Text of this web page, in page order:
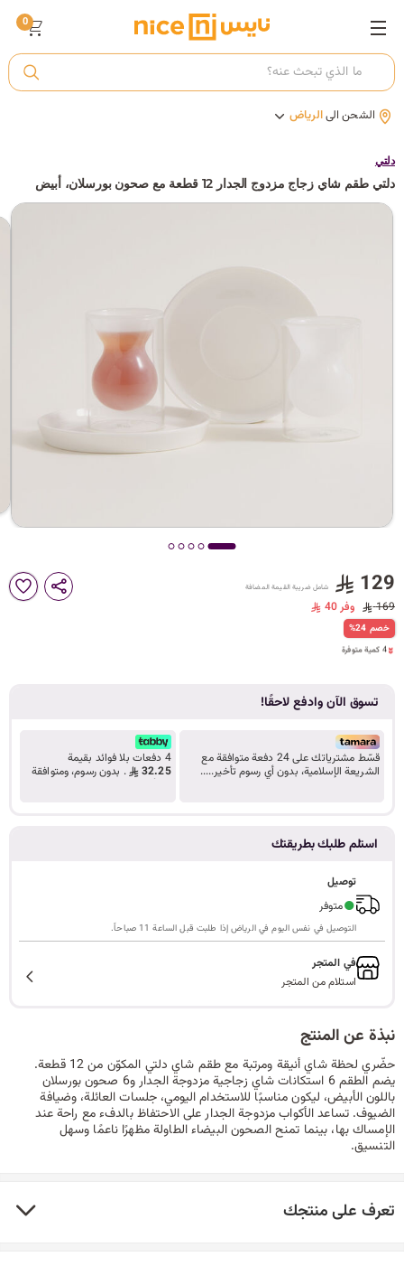
أ
د
الشحن الىالرياض
0
دلتي
دلتي طقم شاي زجاج مزدوج الجدار 12 قطعة مع صحون بورسلان، أبيض
129 شامل ضريبة القيمة المضافة
169 وفر 40
%24 خصم
4 كمية متوفرة
25 مشاهدة مؤخراً
4 كمية متوفرة
تسوق الآن وادفع لاحقًا!
قسّط مشترياتك على 24 دفعة متوافقة مع
الشريعة الإسلامية، بدون أي رسوم تأخير.....
4 دفعات بلا فوائد بقيمة
32.25
. بدون رسوم، ومتوافقة
استلم طلبك بطريقتك
توصيل
●متوفر
التوصيل في نفس اليوم في الرياض إذا طلبت قبل الساعة 11 صباحاً.
في المتجر
استلام من المتجر
نبذة عن المنتج
حضّري لحظة شاي أنيقة ومرتبة مع طقم شاي دلتي المكوّن من 12 قطعة.
يضم الطقم 6 استكانات شاي زجاجية مزدوجة الجدار و6 صحون بورسلان
باللون الأبيض، ليكون مناسبًا للاستخدام اليومي، جلسات العائلة، وضيافة
الضيوف. تساعد الأكواب مزدوجة الجدار على الاحتفاظ بالدفء مع راحة عند
الإمساك بها، بينما تمنح الصحون البيضاء الطاولة مظهرًا ناعمًا وسهل
التنسيق.
تعرف على منتجك